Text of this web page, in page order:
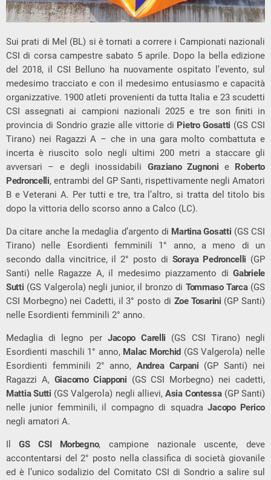
Sui prati di Mel (BL) si è tornati a correre i Campionati nazionali
CSI di corsa campestre sabato 5 aprile. Dopo la bella edizione
del 2018, il CSI Belluno ha nuovamente ospitato l’evento, sul
medesimo tracciato e con il medesimo entusiasmo e capacità
organizzative. 1900 atleti provenienti da tutta Italia e 23 scudetti
CSI assegnati ai campioni nazionali 2025 e tre son finiti in
provincia di Sondrio grazie alle vittorie di Pietro Gosatti (GS CSI
Tirano) nei Ragazzi A – che in una gara molto combattuta e
incerta è riuscito solo negli ultimi 200 metri a staccare gli
avversari – e degli inossidabili Graziano Zugnoni e Roberto
Pedroncelli, entrambi del GP Santi, rispettivamente negli Amatori
B e Veterani A. Per tutti e tre, tra l’altro, si tratta del titolo bis
dopo la vittoria dello scorso anno a Calco (LC).
Da citare anche la medaglia d’argento di Martina Gosatti (GS CSI
Tirano) nelle Esordienti femminili 1° anno, a meno di un
secondo dalla vincitrice, il 2° posto di Soraya Pedroncelli (GP
Santi) nelle Ragazze A, il medesimo piazzamento diGabriele
Sutti (GS Valgerola) negli junior, il bronzo di Tommaso Tarca(GS
CSI Morbegno) nei Cadetti, il 3° posto di Zoe Tosarini (GP Santi)
nelle Esordienti femminili 2° anno.
Medaglia di legno per Jacopo Carelli (GS CSI Tirano) negli
Esordienti maschili 1° anno, Malac Morchid (GS Valgerola) nelle
Esordienti femminili 2° anno,Andrea Carpani (GP Santi) nei
Ragazzi A, Giacomo Ciapponi (GS CSI Morbegno) nei cadetti,
Mattia Sutti (GS Valgerola) negli allievi,Asia Contessa(GP Santi)
nelle junior femminili, il compagno di squadraJacopo Perico
negli amatori A.
Il GS CSI Morbegno, campione nazionale uscente, deve
accontentarsi del 2° posto nella classifica di società giovanile
ed è l’unico sodalizio del Comitato CSI di Sondrio a salire sul